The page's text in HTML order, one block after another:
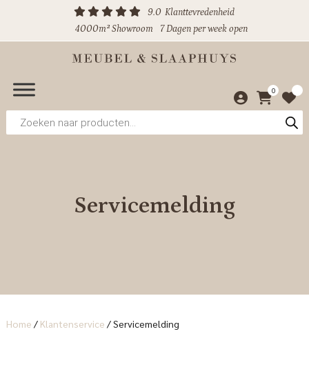
9.0 Klanttevredenheid
4000m² Showroom
7 Dagen per week open
0
Producten
zoeken
Servicemelding
Home / Klantenservice /Servicemelding